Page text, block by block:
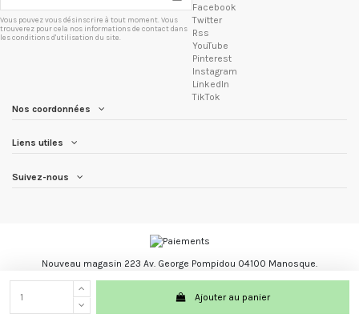
Ajouter au panier
Vous pouvez vous désinscrire à tout moment. Vous
trouverez pour cela nos informations de contact dans
les conditions d'utilisation du site.
Facebook
Twitter
Rss
YouTube
Pinterest
Instagram
LinkedIn
TikTok
Nos coordonnées
Liens utiles
Suivez-nous
Nouveau magasin 223 Av. George Pompidou 04100 Manosque.
Les Trésors du Brésil marque registré.